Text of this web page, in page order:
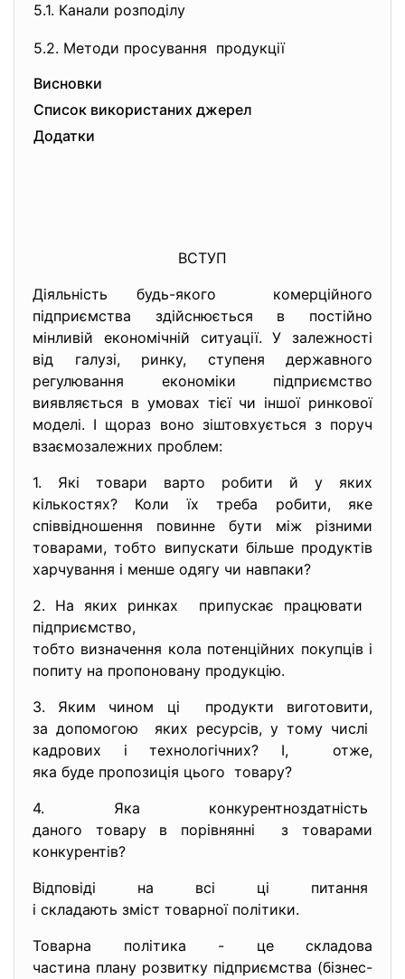
5.1. Канали розподілу
5.2. Методи просування продукції
Висновки
Список використаних джерел
Додатки
ВСТУП
Діяльність будь-якого комерційного
підприємства здійснюється в постійно
мінливій економічній ситуації. У залежності
від галузі, ринку, ступеня державного
регулювання економіки підприємство
виявляється в умовах тієї чи іншої ринкової
моделі. І щораз воно зіштовхується з поруч
взаємозалежних проблем:
1. Які товари варто робити й у яких
кількостях? Коли їх треба робити, яке
співвідношення повинне бути між різними
товарами, тобто випускати більше продуктів
харчування і менше одягу чи навпаки?
2. На яких ринках припускає працювати
підприємство,
тобто визначення кола потенційних покупців і
попиту на пропоновану продукцію.
3. Яким чином ці продукти виготовити,
за допомогою яких ресурсів, у тому числі
кадрових і технологічних? І, отже,
яка буде пропозиція цього товару?
4. Яка конкурентноздатність
даного товару в порівнянні з товарами
конкурентів?
Відповіді на всі ці питання
і складають зміст товарної політики.
Товарна політика - це складова
частина плану розвитку підприємства (бізнес-